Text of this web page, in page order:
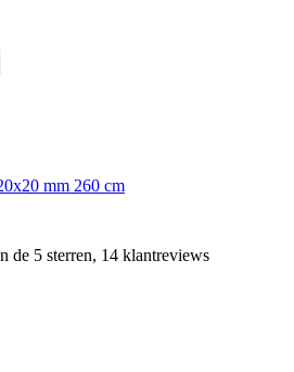
mm 260 cm
de 5 sterren, 14 klantreviews